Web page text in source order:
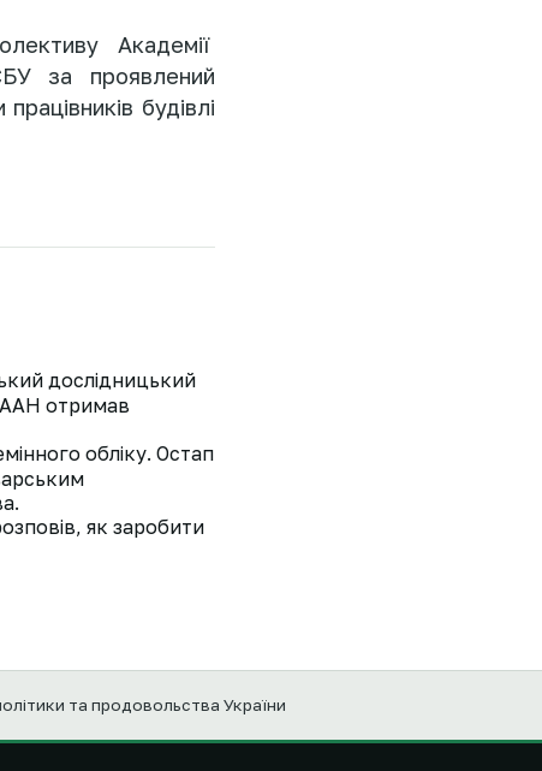
Академії
за проявлений
будівлі
дослідницький
отримав
обліку. Остап
як заробити
та продовольства України